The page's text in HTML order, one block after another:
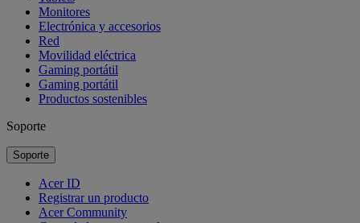
Monitores
Electrónica y accesorios
Red
Movilidad eléctrica
Gaming portátil
Gaming portátil
Productos sostenibles
Soporte
Soporte
Acer ID
Registrar un producto
Acer Community